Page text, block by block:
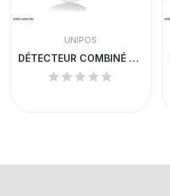
UNIPOS
DÉTECTEUR COMBINÉ THERMO-OPTIQUE UNIPOS | FD8060